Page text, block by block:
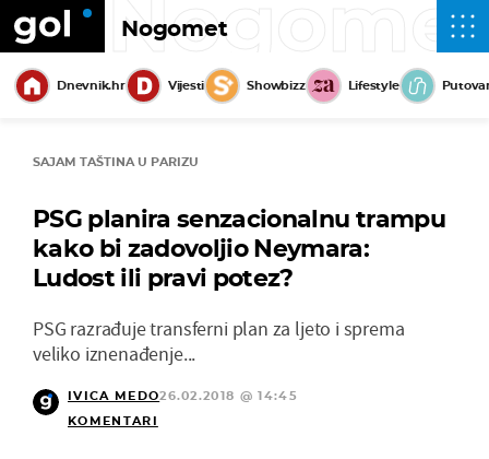
Nogomet
Dnevnik.hr Vijesti Showbizz Lifestyle
SAJAM TAŠTINA U PARIZU
PSG planira senzacionalnu trampu
kako bi zadovoljio Neymara:
Ludost ili pravi potez?
PSG razrađuje transferni plan za ljeto i sprema
veliko iznenađenje...
IVICA MEDO26.02.2018 @ 14:45
KOMENTARI